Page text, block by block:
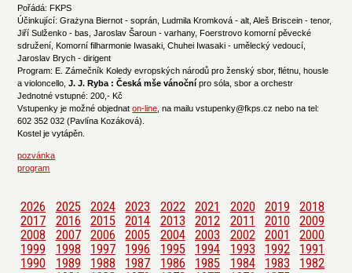
Pořádá: FKPS
Účinkující: Grażyna Biernot - soprán, Ludmila Kromková - alt, Aleš Briscein - tenor,
Jiří Sulženko - bas, Jaroslav Šaroun - varhany, Foerstrovo komorní pěvecké
sdružení, Komorní filharmonie Iwasaki, Chuhei Iwasaki - umělecký vedoucí,
Jaroslav Brych - dirigent
Program: E. Zámečník Koledy evropských národů pro ženský sbor, flétnu, housle
a violoncello, J. J. Ryba : Česká mše vánočnípro sóla, sbor a orchestr
Jednotné vstupné: 200,- Kč
Vstupenky je možné objednaton-line , na mailu vstupenky@fkps.cz nebo na tel:
602 352 032 (Pavlína Kozáková).
Kostel je vytápěn.
pozvánka
program
2026 2025 2024 2023 2022 2021 2020 2019
2018
2017
2016 2015 2014 2013 2012 2011 2010
2009
2008
2007 2006 2005 2004 2003 2002 2001
2000
1999
1998 1997 1996 1995 1994 1993 1992
1991
1990
1989 1988 1987 1986 1985 1984 1983
1982